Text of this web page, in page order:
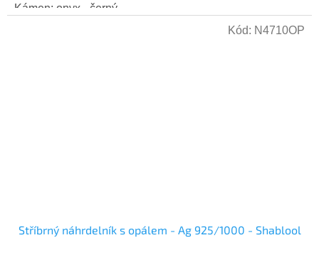
Kámen: onyx - černý...
Stříbrný náhrdelník s opálem - Ag 925/1000 - Shablool
Kód: N4710OP